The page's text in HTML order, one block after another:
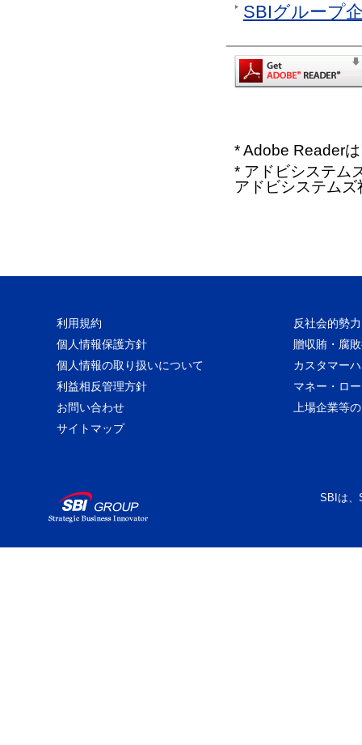
SBIグループ
* Adobe Reader
* アドビシステム
アドビシステム
利用規約
反社会的勢
個人情報保護方針
贈収賄・腐
個人情報の取り扱いについて
カスタマー
利益相反管理方針
マネー・ロ
お問い合わせ
上場企業等
サイトマップ
SBIは、